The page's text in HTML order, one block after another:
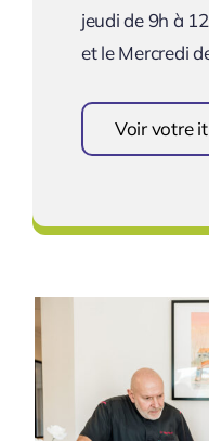
jeudi de 9h à
et le Mercredi
Voir votre